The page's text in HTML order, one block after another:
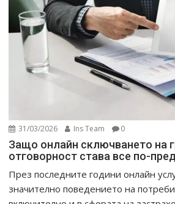
31/03/2026 Ins Team 0
Защо онлайн сключването на
отговорност става все по-
През последните години онлайн
значително поведението на